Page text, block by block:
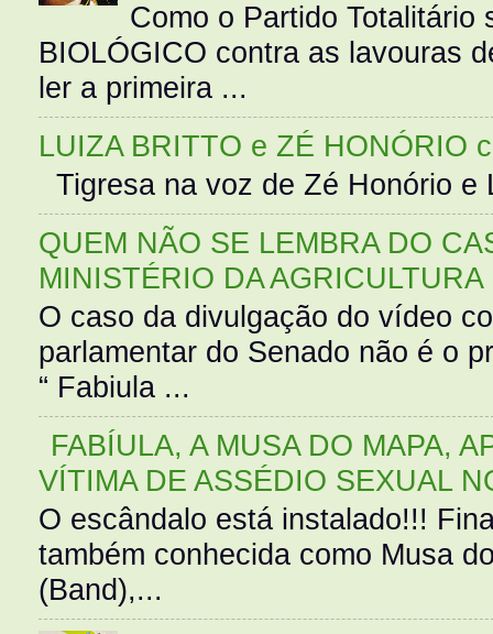
Como o Partido Totalitário
BIOLÓGICO contra as lavouras
ler a primeira ...
LUIZA BRITTO e ZÉ HONÓRIO
Tigresa na voz de Zé Honório
QUEM NÃO SE LEMBRA DO
MINISTÉRIO DA AGRICULTURA
O caso da divulgação do vídeo
parlamentar do Senado não é o
“ Fabiula ...
FABÍULA, A MUSA DO MAPA,
VÍTIMA DE ASSÉDIO SEXUAL
O escândalo está instalado!!!
também conhecida como Musa
(Band),...